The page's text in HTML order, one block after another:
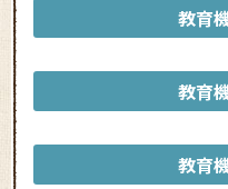
教育
教育
教育